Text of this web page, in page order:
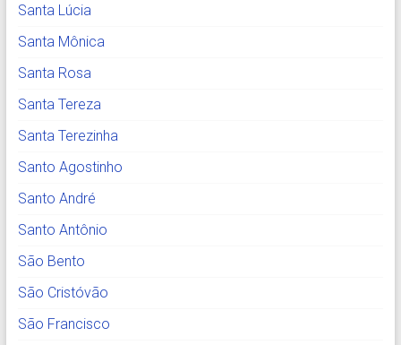
Santa Lúcia
Santa Mônica
Santa Rosa
Santa Tereza
Santa Terezinha
Santo Agostinho
Santo André
Santo Antônio
São Bento
São Cristóvão
São Francisco